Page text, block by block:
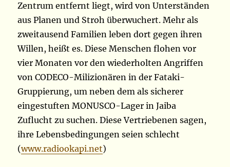
Zentrum entfernt liegt, wird von Unterständen
aus Planen und Stroh überwuchert. Mehr als
zweitausend Familien leben dort gegen ihren
Willen, heißt es. Diese Menschen flohen vor
vier Monaten vor den wiederholten Angriffen
von CODECO-Milizionären in der Fataki-
Gruppierung, um neben dem als sicherer
eingestuften MONUSCO-Lager in Jaiba
Zuflucht zu suchen. Diese Vertriebenen sagen,
ihre Lebensbedingungen seien schlecht
(www.radiookapi.net)